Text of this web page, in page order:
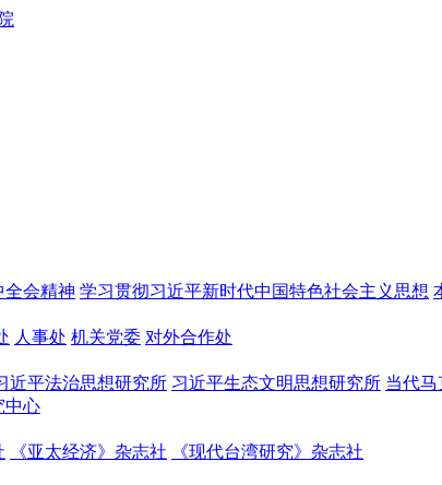
全会精神 学习贯彻习近平新时代中国特色社会主义思想
人事处 机关党委 对外合作处
近平法治思想研究所 习近平生态文明思想研究所 当代
中心
《亚太经济》杂志社
《现代台湾研究》杂志社